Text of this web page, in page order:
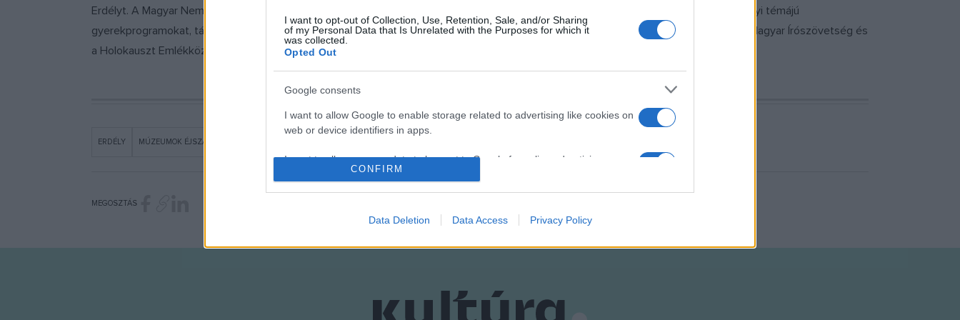
I want to opt-out of Collection, Use, Retention, Sale, and/or Sharing
of my Personal Data that Is Unrelated with the Purposes for which it
was collected.
Opted Out
Google consents
I want to allow Google to enable storage related to advertising like cookies on
web or device identifiers in apps.
I want to allow my user data to be sent to Google for online advertising
CONFIRM
Data Deletion Data Access Privacy Policy
Erdélyt. A Magyar Nemzeti Galéria programjai közt szerepel gasztrosarok, ahol erdélyi ételeket kóstolhatnak majd a látogatók, de erdélyi témájú
gyerekprogramokat, tárlatvezetéseket, filmvetítést is műsorra tűznek a szervezők. Többek között a Fővárosi Állat- és Növénykert, a Magyar Írószövetség és
a Holokauszt Emlékközpont is szervez ilyen programokat a Múzeumok Éjszakáján.
ERDÉLY MÚZEUMOK ÉJSZAKÁJA
MEGOSZTÁS